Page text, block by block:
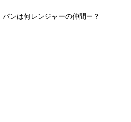
パンは何レンジャーの仲間ー？